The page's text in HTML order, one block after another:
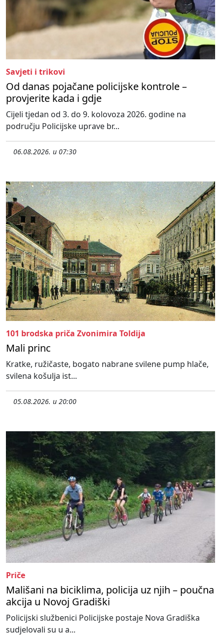
Savjeti i trikovi
Od danas pojačane policijske kontrole –
provjerite kada i gdje
Cijeli tjedan od 3. do 9. kolovoza 2026. godine na
području Policijske uprave br...
06.08.2026. u 07:30
101 brodska priča Zvonimira Toldija
Mali princ
Kratke, ružičaste, bogato nabrane svilene pump hlače,
svilena košulja ist...
05.08.2026. u 20:00
Priče
Mališani na biciklima, policija uz njih – poučna
akcija u Novoj Gradiški
Policijski službenici Policijske postaje Nova Gradiška
sudjelovali su u a...